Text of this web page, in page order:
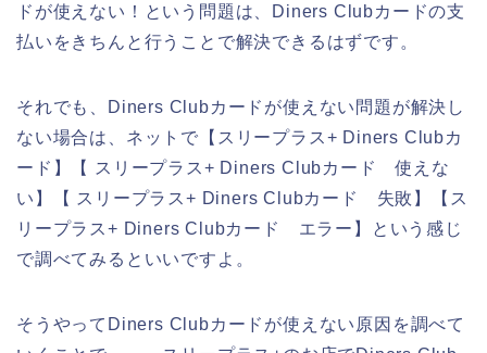
ドが使えない！という問題は、Diners Clubカードの支
払いをきちんと行うことで解決できるはずです。
それでも、Diners Clubカードが使えない問題が解決し
ない場合は、ネットで【スリープラス+ Diners Clubカ
ード】【 スリープラス+ Diners Clubカード 使えな
い】【 スリープラス+ Diners Clubカード 失敗】【ス
リープラス+ Diners Clubカード エラー】という感じ
で調べてみるといいですよ。
そうやってDiners Clubカードが使えない原因を調べて